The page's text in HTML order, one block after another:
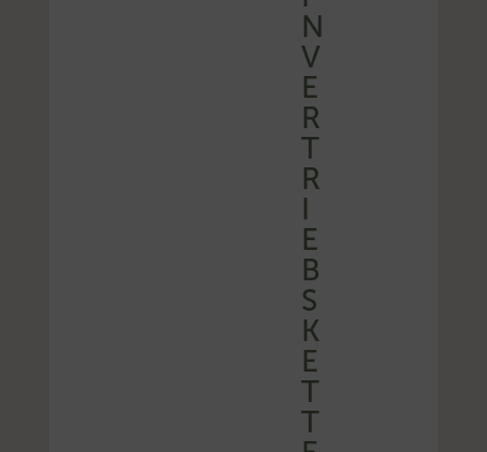
N
V
E
R
T
R
I
E
B
S
K
E
T
T